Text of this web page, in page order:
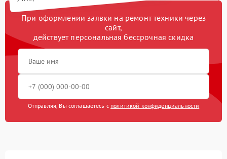
При оформлении заявки на ремонт техники через
сайт,
действует персональная бессрочная скидка
Отправляя, Вы соглашаетесь с политикой конфиденциальности